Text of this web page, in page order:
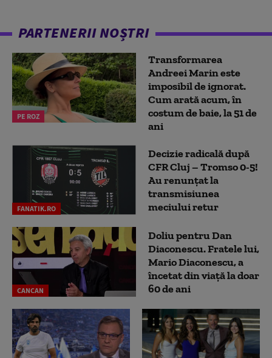
PARTENERII NOȘTRI
PE ROZ
Transformarea
Andreei Marin este
imposibil de ignorat.
Cum arată acum, în
costum de baie, la 51 de
ani
FANATIK.RO
Decizie radicală după
CFR Cluj – Tromso 0-5!
Au renunțat la
transmisiunea
meciului retur
CANCAN
Doliu pentru Dan
Diaconescu. Fratele lui,
Mario Diaconescu, a
încetat din viață la doar
60 de ani